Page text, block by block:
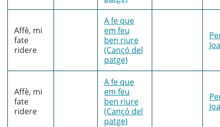
Affè, mi
fate
ridere
A fe que
em feu
ben riure
(Cançó del
patge)
Affè, mi
fate
ridere
A fe que
em feu
ben riure
(Cançó del
patge)